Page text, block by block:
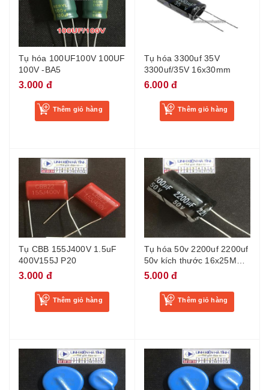
Tụ hóa 100UF100V 100UF
100V -BA5
3.000 đ
Thêm giỏ hàng
Tụ hóa 3300uf 35V
3300uf/35V 16x30mm
6.000 đ
Thêm giỏ hàng
Tụ CBB 155J400V 1.5uF
400V155J P20
3.000 đ
Thêm giỏ hàng
Tụ hóa 50v 2200uf 2200uf
50v kích thước 16x25MM -
CG9
5.000 đ
Thêm giỏ hàng